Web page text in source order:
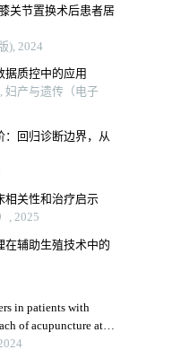
关节置换术后患者居
), 2024
据质控中的应用
妇产与遗传（电子
：回归诊断边界，从
相关性和治疗启示
, 2025
在辅助生殖技术中的
in patients with
of acupuncture at
tablets